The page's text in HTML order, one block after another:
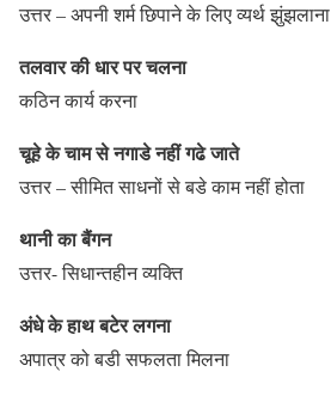
उत्तर – अपनी शर्म छिपाने के लिए व्यर्थ झुंझलाना
तलवार की धार पर चलना
कठिन कार्य करना
चूहे के चाम से नगाडे नहीं गढे जाते
उत्तर – सीमित साधनों से बडे काम नहीं होता
थानी का बैंगन
उत्तर- सिधान्तहीन व्यक्ति
अंधे के हाथ बटेर लगना
अपात्र को बडी सफलता मिलना